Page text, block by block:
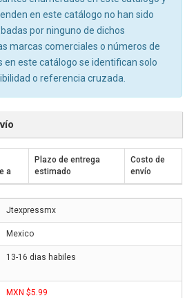
en este catálogo no han sido
por ninguno de dichos
marcas comerciales o números de
en este catálogo se identifican solo
o referencia cruzada.
a
Plazo de entrega
estimado
Costo de
envío
Jtexpressmx
Mexico
13-16 dias habiles
MXN $5.99